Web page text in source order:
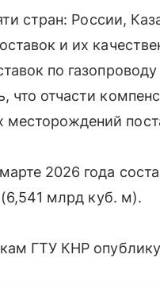
стран: России,
и их
по
отчасти
2026 года
млрд куб. м).
ГТУ КНР